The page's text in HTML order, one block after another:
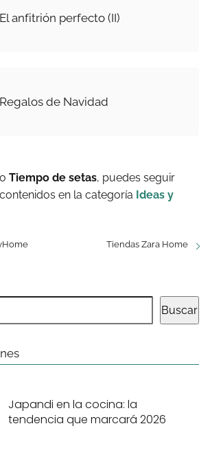
El anfitrión perfecto (II)
Regalos de Navidad
Tiempo de setas, puedes seguir
en la categoría Ideas y
Tiendas Zara Home
Buscar
Japandi en la cocina: la
tendencia que marcará 2026